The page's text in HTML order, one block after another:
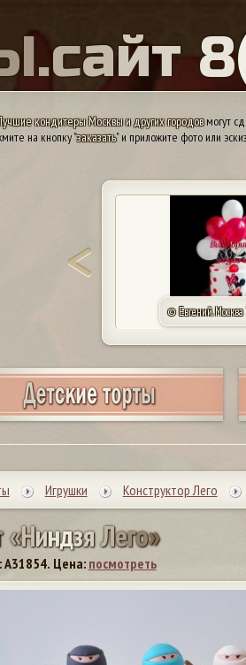
.сайт 8
кондитеры Москвы и других городовмогут
на кнопку "заказать" и приложите фото или
© КП «Алтуфьево».
Игрушки Конструктор Лего
«НиндзяЛего»
A31854. Цена: посмотреть